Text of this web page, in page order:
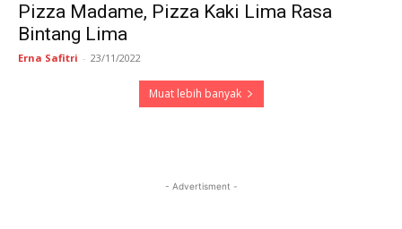
Pizza Madame, Pizza Kaki Lima Rasa
Bintang Lima
Erna Safitri - 23/11/2022
Muat lebih banyak
- Advertisment -